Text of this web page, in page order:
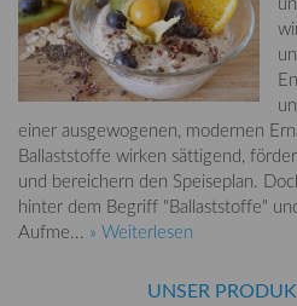
einer ausgewogenen, modernen
Ballaststoffe wirken sättigend,
und bereichern den Speiseplan.
hinter dem Begriff "Ballaststoffe"
Aufme... » Weiterlesen
UNSER